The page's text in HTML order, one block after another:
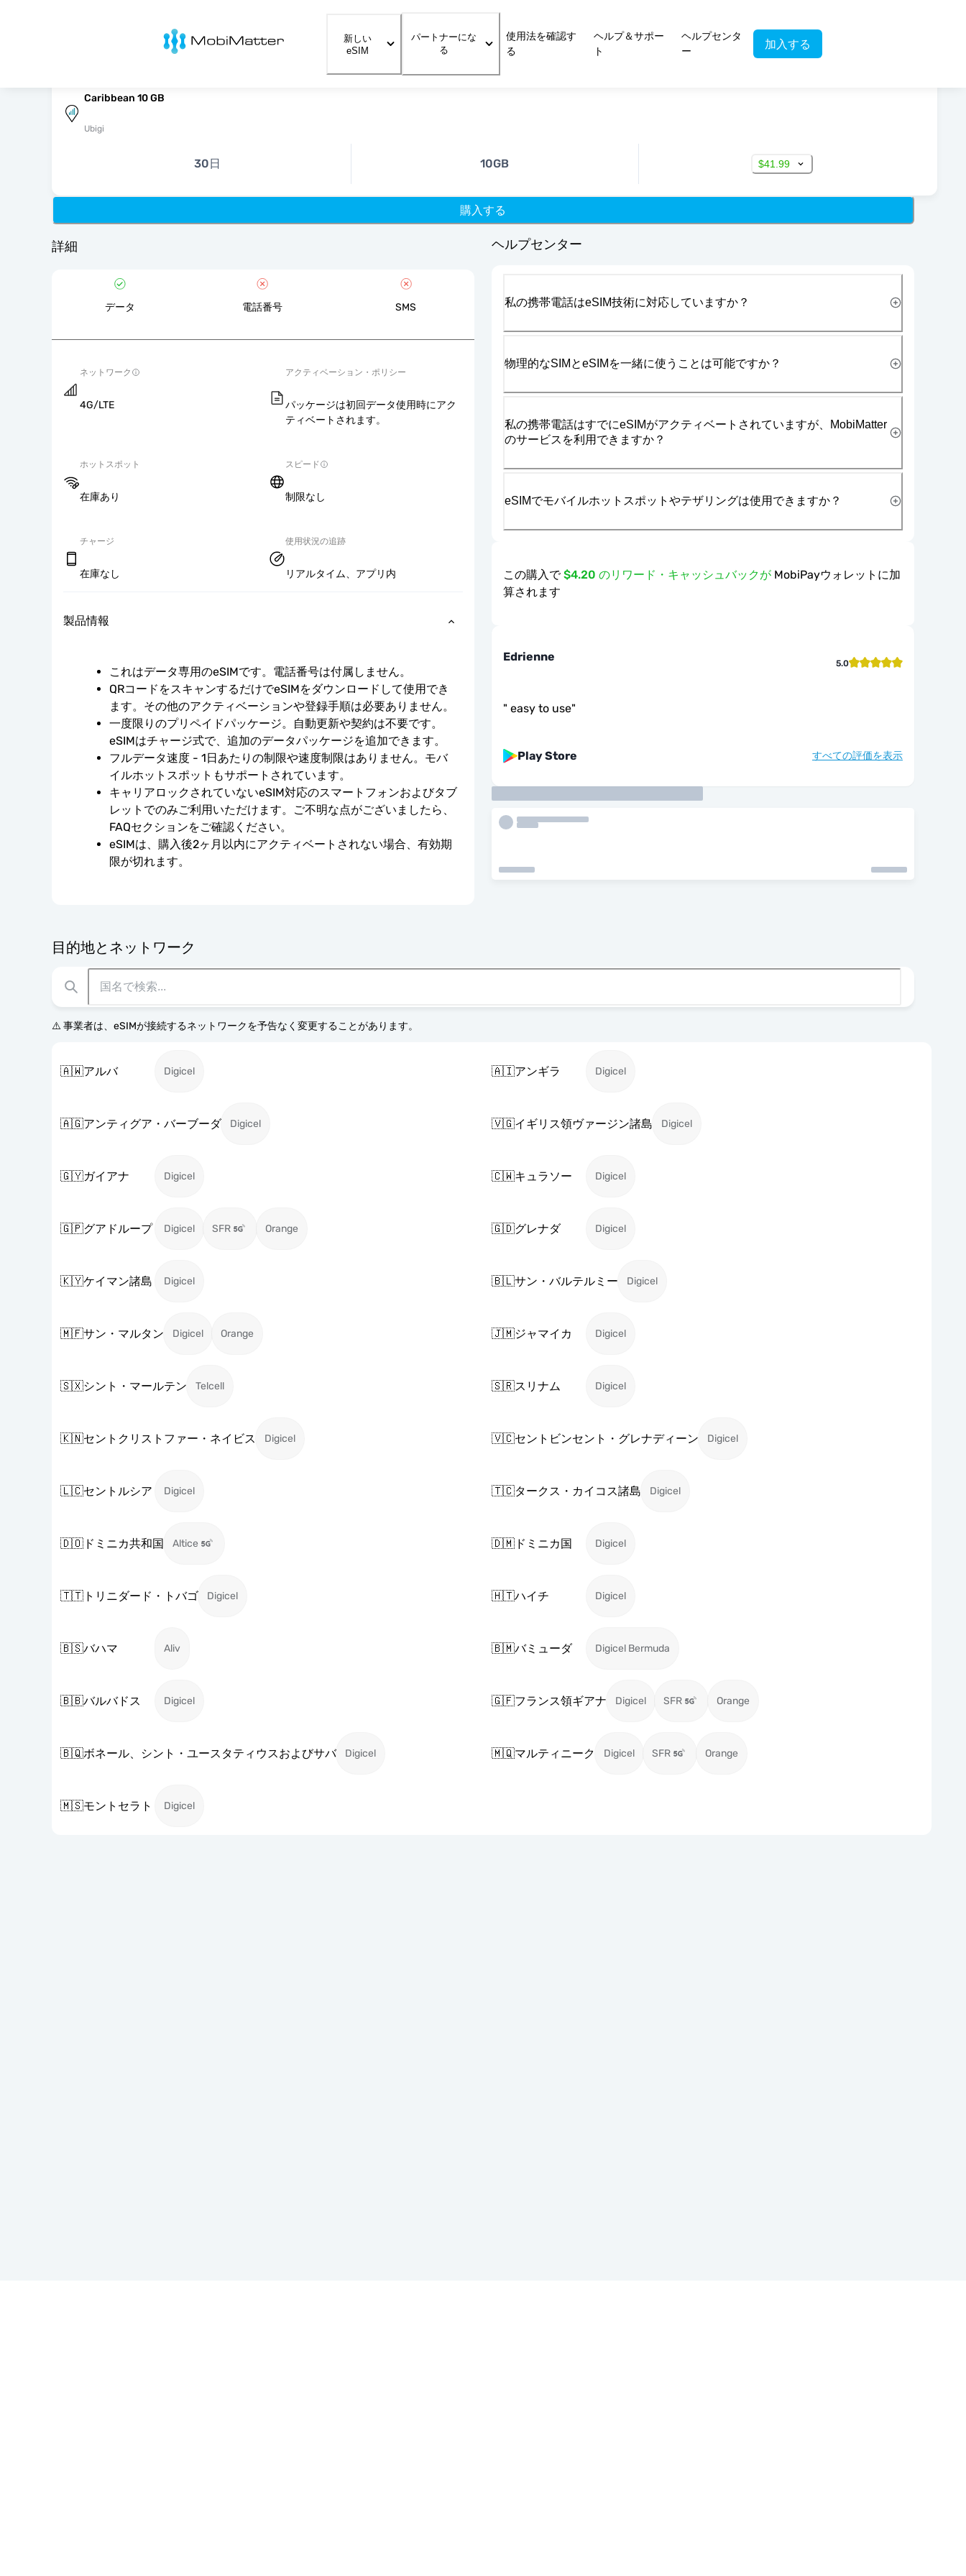
MobiMatter
新しい
eSIM
パートナーにな
る
使用法を確認す
る
ヘルプ＆サポー
ト
ヘルプセンタ
ー
加入する
Caribbean 10 GB
Ubigi
30日 10GB $41.99
購入する
詳細
データ 電話番号 SMS
ネットワーク
4G/LTE
アクティベーション・ポリシー
パッケージは初回データ使用時にアク
ティベートされます。
ホットスポット
在庫あり
スピード
制限なし
チャージ
在庫なし
使用状況の追跡
リアルタイム、アプリ内
製品情報
これはデータ専用のeSIMです。電話番号は付属しません。
QRコードをスキャンするだけでeSIMをダウンロードして使用でき
ます。その他のアクティベーションや登録手順は必要ありません。
一度限りのプリペイドパッケージ。自動更新や契約は不要です。
eSIMはチャージ式で、追加のデータパッケージを追加できます。
フルデータ速度 - 1日あたりの制限や速度制限はありません。モバ
イルホットスポットもサポートされています。
キャリアロックされていないeSIM対応のスマートフォンおよびタブ
レットでのみご利用いただけます。ご不明な点がございましたら、
FAQセクションをご確認ください。
eSIMは、購入後2ヶ月以内にアクティベートされない場合、有効期
限が切れます。
目的地とネットワーク
⚠️ 事業者は、eSIMが接続するネットワークを予告なく変更することがあります。
🇦🇼アルバ Digicel 🇦🇮アンギラ Digicel
🇦🇬アンティグア・バーブーダ Digicel 🇻🇬イギリス領ヴァージン諸島 Digicel
🇬🇾ガイアナ Digicel 🇨🇼キュラソー Digicel
🇬🇵グアドループ Digicel SFR Orange 🇬🇩グレナダ Digicel
🇰🇾ケイマン諸島 Digicel 🇧🇱サン・バルテルミー Digicel
🇲🇫サン・マルタン Digicel Orange 🇯🇲ジャマイカ Digicel
🇸🇽シント・マールテン Telcell 🇸🇷スリナム Digicel
🇰🇳セントクリストファー・ネイビス Digicel 🇻🇨セントビンセント・グレナディーン Digicel
🇱🇨セントルシア Digicel 🇹🇨タークス・カイコス諸島 Digicel
🇩🇴 ドミニカ共和国 Altice 🇩🇲 ドミニカ国 Digicel
🇹🇹 トリニダード・トバゴ Digicel 🇭🇹ハイチ Digicel
🇧🇸バハマ Aliv 🇧🇲バミューダ Digicel Bermuda
🇧🇧バルバドス Digicel 🇬🇫フランス領ギアナ Digicel SFR Orange
🇧🇶ボネール、シント・ユースタティウスおよびサバ Digicel 🇲🇶マルティニーク Digicel SFR Orange
🇲🇸モントセラト Digicel
ヘルプセンター
私の携帯電話はeSIM技術に対応していますか？
物理的なSIMとeSIMを一緒に使うことは可能ですか？
私の携帯電話はすでにeSIMがアクティベートされていますが、MobiMatter
のサービスを利用できますか？
eSIMでモバイルホットスポットやテザリングは使用できますか？
この購入で $4.20 のリワード・キャッシュバックが MobiPayウォレットに加
算されます
Edrienne 5.0
" easy to use"
Play Store すべての評価を表示